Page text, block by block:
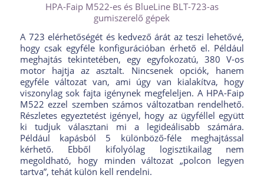
HPA-Faip M522-es és BlueLine BLT-723-as
gumiszerelő gépek
A 723 elérhetőségét és kedvező árát az teszi lehetővé,
hogy csak egyféle konfigurációban érhető el. Például
meghajtás tekintetében, egy egyfokozatú, 380 V-os
motor hajtja az asztalt. Nincsenek opciók, hanem
egyféle változat van, ami úgy van kialakítva, hogy
viszonylag sok fajta igénynek megfeleljen. A HPA-Faip
M522 ezzel szemben számos változatban rendelhető.
Részletes egyeztetést igényel, hogy az ügyféllel együtt
ki tudjuk választani mi a legideálisabb számára.
Például kapásból 5 különböző-féle meghajtással
kérhető. Ebből kifolyólag logisztikailag nem
megoldható, hogy minden változat „polcon legyen
tartva”, tehát külön kell rendelni.